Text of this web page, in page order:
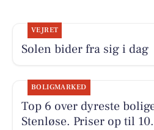
VEJRET
Solen bider fra sig i dag
BOLIGMARKED
Top 6 over dyreste
Stenløse. Priser op til